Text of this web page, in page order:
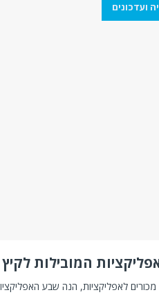
ועדכונים
המובילות לקיץ 2018